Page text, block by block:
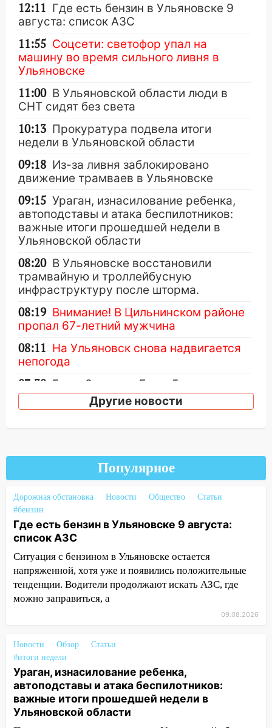
12:11 Где есть бензин в Ульяновске 9
августа: список АЗС
11:55 Соцсети: светофор упал на
машину во время сильного ливня в
Ульяновске
11:00 В Ульяновской области люди в
СНТ сидят без света
10:13 Прокуратура подвела итоги
недели в Ульяновской области
09:18 Из-за ливня заблокировано
движение трамваев в Ульяновске
09:15 Ураган, изнасилование ребенка,
автоподставы и атака беспилотников:
важные итоги прошедшей недели в
Ульяновской области
08:20 В Ульяновске восстановили
трамвайную и троллейбусную
инфраструктуру после шторма.
08:19 Внимание! В Цильнинском районе
пропал 67-летний мужчина
08:11 На Ульяновск снова надвигается
непогода
07:30 Евро-3 вместо Евро-5: что
означают классы бензина и можно ли
заливать «старое» топливо в
области днем 9 августа
05:05 День, когда всё может
измениться: гороскоп на 9 августа —
три знака получат шанс, который нельзя
упустить
20:10 Во время урагана в Ульяновске на
Волге перевернулась лодка
19:55
В Ульяновске упавшее дерево
заблокировало в машине двух женщин
ремонтируют девять мостов: один уже
готов, ещё два — почти завершены
17:00 «Ульяновскалипсис»: последствия
урагана 8 августа
16:38 Прогноз погоды в Ульяновской
Другие новости
Популярное
Дорожная обстановка Новости Общество
Статьи
#бензин
Где есть бензин в Ульяновске 9 августа:
список АЗС
Ситуация с бензином в Ульяновске остается
напряженной, хотя уже и появились положительные
тенденции. Водители продолжают искать АЗС, где
можно заправиться, а
09.08.2026
Новости Обзор
Статьи
#итоги недели
Ураган, изнасилование ребенка,
автоподставы и атака беспилотников:
важные итоги прошедшей недели в
Ульяновской области